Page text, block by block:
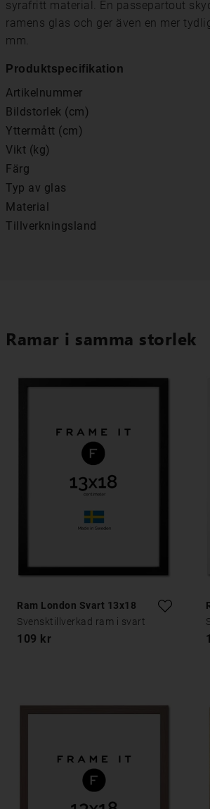
syrafritt material. En passepartout
ramens glas och ger även en mer
mm.
Produktspecifikation
Artikelnummer
Bildstorlek (cm)
Yttermått (cm)
Vikt (kg)
Färg
Typ av glas
Material
Tillverkningsland
Ramar i samma storlek
Ram London Svart 13x18
Svensktillverkad ram i svart
109 kr